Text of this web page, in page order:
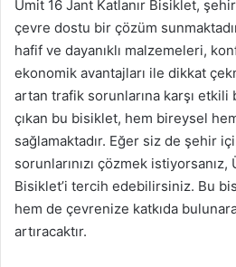
Ümit 16 Jant Katlanır Bisiklet,
çevre dostu bir çözüm
hafif ve dayanıklı malzemeleri,
ekonomik avantajları ile dikkat
artan trafik sorunlarına karşı
çıkan bu bisiklet, hem bireysel
sağlamaktadır. Eğer siz de şehir
sorunlarınızı çözmek istiyorsanız,
Bisiklet’i tercih edebilirsiniz. Bu
hem de çevrenize katkıda
artıracaktır.